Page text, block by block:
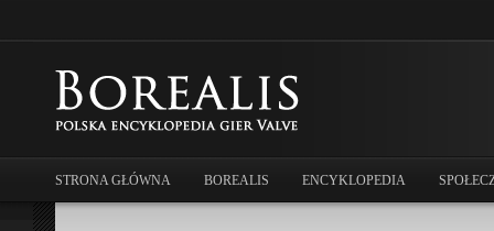
STRONA GŁÓWNA BOREALIS ENCYKLOPEDIA